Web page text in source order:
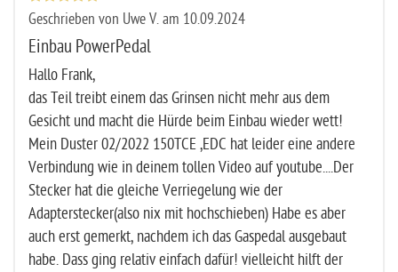
Geschrieben von Uwe V. am 10.09.2024
Einbau PowerPedal
Hallo Frank,
das Teil treibt einem das Grinsen nicht mehr aus dem
Gesicht und macht die Hürde beim Einbau wieder wett!
Mein Duster 02/2022 150TCE ,EDC hat leider eine andere
Verbindung wie in deinem tollen Video auf youtube....Der
Stecker hat die gleiche Verriegelung wie der
Adapterstecker(also nix mit hochschieben) Habe es aber
auch erst gemerkt, nachdem ich das Gaspedal ausgebaut
habe. Dass ging relativ einfach dafür! vielleicht hilft der